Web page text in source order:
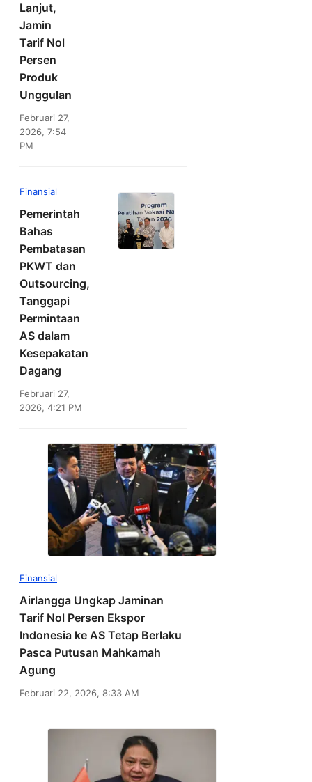
Lanjut,
Jamin
Tarif Nol
Persen
Produk
Unggulan
Februari 27,
2026, 7:54
PM
Finansial
Pemerintah
Bahas
Pembatasan
PKWT dan
Outsourcing,
Tanggapi
Permintaan
AS dalam
Kesepakatan
Dagang
Februari 27,
2026, 4:21 PM
Finansial
Airlangga Ungkap Jaminan
Tarif Nol Persen Ekspor
Indonesia ke AS Tetap Berlaku
Pasca Putusan Mahkamah
Agung
Februari 22, 2026, 8:33 AM